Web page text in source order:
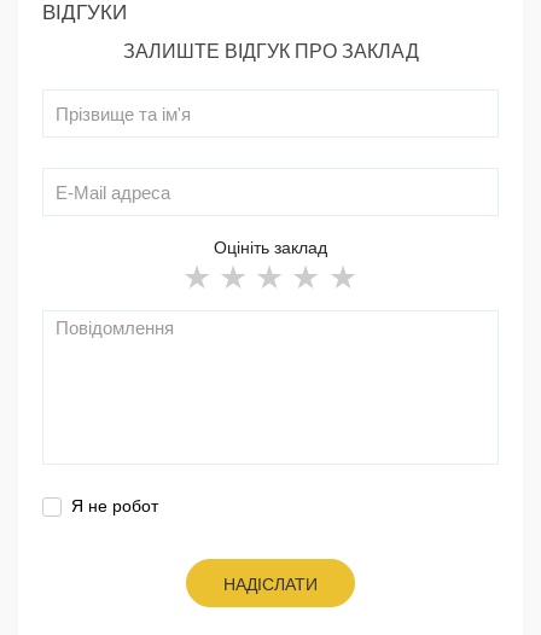
ВІДГУКИ
ЗАЛИШТЕ ВІДГУК ПРО ЗАКЛАД
Оцініть заклад
Я не робот
НАДІСЛАТИ